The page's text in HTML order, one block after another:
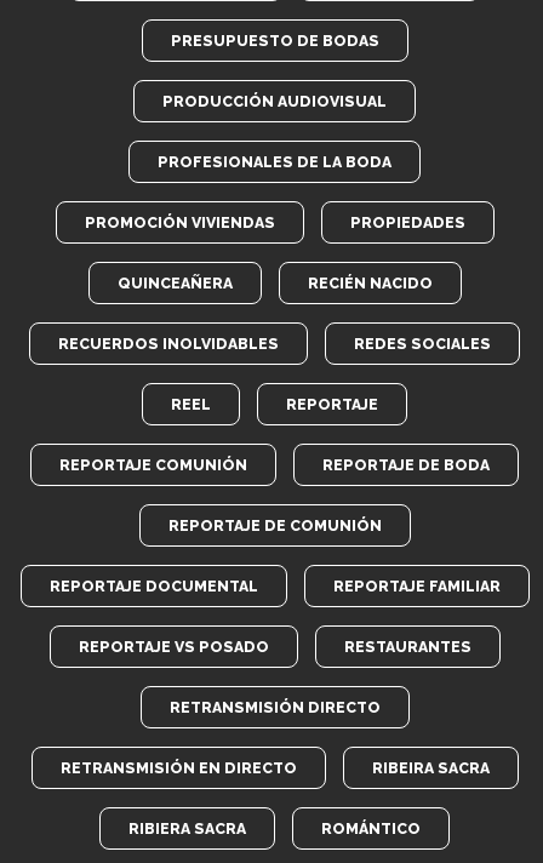
PRESUPUESTO DE BODAS
PRODUCCIÓN AUDIOVISUAL
PROFESIONALES DE LA BODA
PROMOCIÓN VIVIENDAS PROPIEDADES
QUINCEAÑERA RECIÉN NACIDO
RECUERDOS INOLVIDABLES REDES SOCIALES
REEL REPORTAJE
REPORTAJE COMUNIÓN REPORTAJE DE BODA
REPORTAJE DE COMUNIÓN
REPORTAJE DOCUMENTAL REPORTAJE FAMILIAR
REPORTAJE VS POSADO RESTAURANTES
RETRANSMISIÓN DIRECTO
RETRANSMISIÓN EN DIRECTO RIBEIRA SACRA
RIBIERA SACRA ROMÁNTICO